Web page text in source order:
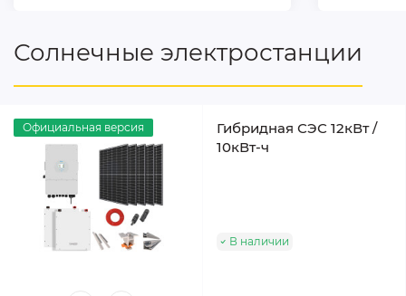
Солнечные электростанции
Официальная версия
Гибридная СЭС 12кВт /
10кВт-ч
В наличии